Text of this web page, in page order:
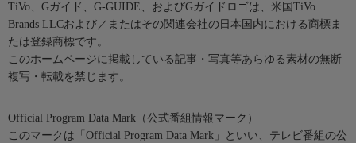
TiVo、Gガイド、G-GUIDE、およびGガイドロゴは、米国TiVo
Brands LLCおよび／またはその関連会社の日本国内における商標ま
たは登録商標です。
このホームページに掲載している記事・写真等あらゆる素材の無断
複写・転載を禁じます。
Official Program Data Mark（公式番組情報マーク）
このマークは「Official Program Data Mark」といい、テレビ番組の公